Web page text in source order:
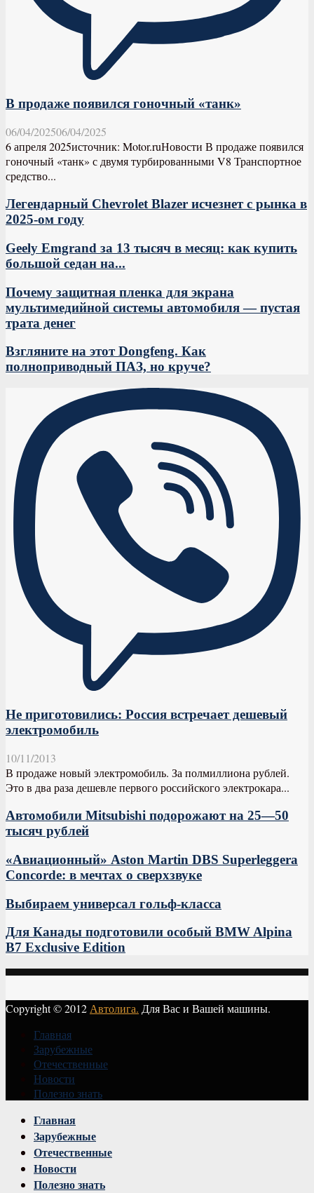
В продаже появился гоночный «танк»
06/04/202506/04/2025
6 апреля 2025источник: Motor.ruНовости В продаже появился
гоночный «танк» с двумя турбированными V8 Транспортное
средство...
Легендарный Chevrolet Blazer исчезнет с рынка в
2025-ом году
Geely Emgrand за 13 тысяч в месяц: как купить
большой седан на...
Почему защитная пленка для экрана
мультимедийной системы автомобиля — пустая
трата денег
Взгляните на этот Dongfeng. Как
полноприводный ПАЗ, но круче?
Не приготовились: Россия встречает дешевый
электромобиль
10/11/2013
В продаже новый электромобиль. За полмиллиона рублей.
Это в два раза дешевле первого российского электрокара...
Автомобили Mitsubishi подорожают на 25—50
тысяч рублей
«Авиационный» Aston Martin DBS Superleggera
Concorde: в мечтах о сверхзвуке
Выбираем универсал гольф-класса
Для Канады подготовили особый BMW Alpina
B7 Exclusive Edition
Copyright © 2012 Автолига. Для Вас и Вашей машины.
Главная
Зарубежные
Отечественные
Новости
Полезно знать
Главная
Зарубежные
Отечественные
Новости
Полезно знать